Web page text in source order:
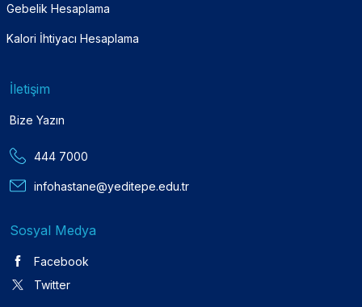
Gebelik Hesaplama
Kalori İhtiyacı Hesaplama
İletişim
Bize Yazın
444 7000
infohastane@yeditepe.edu.tr
Sosyal Medya
Facebook
Twitter